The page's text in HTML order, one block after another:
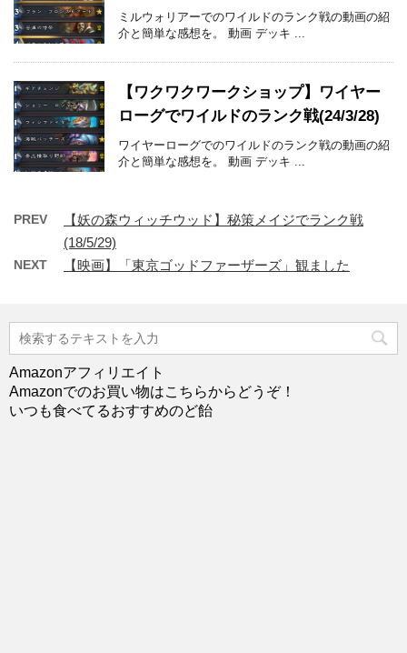
ミルウォリアーでのワイルドのランク戦の動画の紹
介と簡単な感想を。 動画 デッキ ...
【ワクワクワークショップ】ワイヤー
ローグでワイルドのランク戦(24/3/28)
ワイヤーローグでのワイルドのランク戦の動画の紹
介と簡単な感想を。 動画 デッキ ...
PREV
【妖の森ウィッチウッド】秘策メイジでランク戦
(18/5/29)
NEXT 【映画】「東京ゴッドファーザーズ」観ました
Amazonアフィリエイト
Amazonでのお買い物はこちらからどうぞ！
いつも食べてるおすすめのど飴